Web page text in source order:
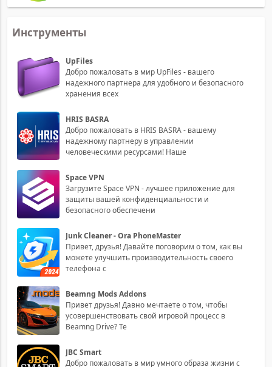
Инструменты
UpFiles
Добро пожаловать в мир UpFiles - вашего
надежного партнера для удобного и безопасного
хранения всех
HRIS BASRA
Добро пожаловать в HRIS BASRA - вашему
надежному партнеру в управлении
человеческими ресурсами! Наше
Space VPN
Загрузите Space VPN - лучшее приложение для
защиты вашей конфиденциальности и
безопасного обеспечени
Junk Cleaner - Ora PhoneMaster
Привет, друзья! Давайте поговорим о том, как вы
можете улучшить производительность своего
телефона с
Beamng Mods Addons
Привет друзья! Давно мечтаете о том, чтобы
усовершенствовать свой игровой процесс в
Beamng Drive? Те
JBC Smart
Добро пожаловать в мир умного образа жизни с